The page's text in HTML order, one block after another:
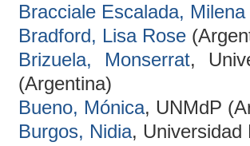
Bracciale Escalada, Milena
Bradford, Lisa Rose
Brizuela, Monserrat,
(Argentina)
Bueno, Mónica, UNMdP
Burgos, Nidia, Universidad